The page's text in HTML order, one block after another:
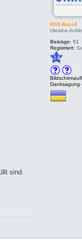
RSS-Bot-UI
Ukraine-
Beiträge: 51
Registriert:
14
Danksagung
sind.